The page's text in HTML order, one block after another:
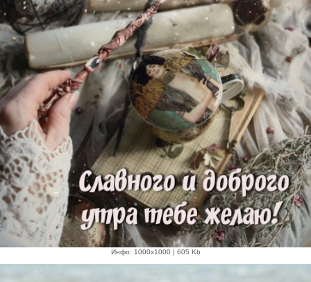
Инфо: 1000х1000 | 605 Kb